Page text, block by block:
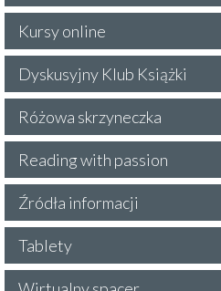
Kursy online
Dyskusyjny Klub Książki
Różowa skrzyneczka
Reading with passion
Źródła informacji
Tablety